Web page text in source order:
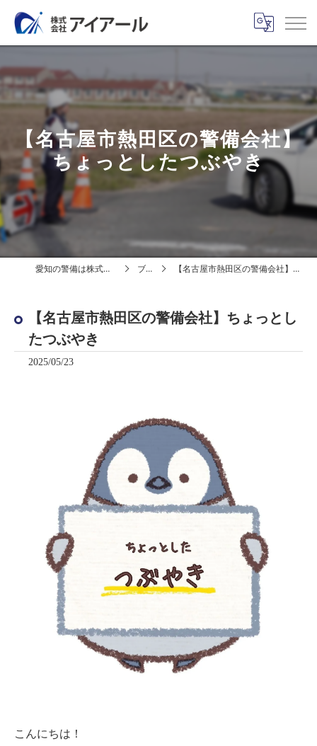
【名古屋市熱田区の警備会社】
ちょっとしたつぶやき
愛知の警備は株式会社アイアール ブログ 【名古屋市熱田区の警備会社】ちょっとしたつぶやき
【名古屋市熱田区の警備会社】ちょっとし
たつぶやき
2025/05/23
こんにちは！